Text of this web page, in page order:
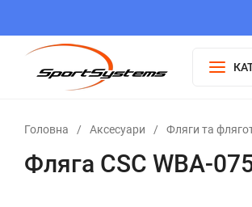
Головна / Аксесуари / Фляги та
Фляга CSC WBA-